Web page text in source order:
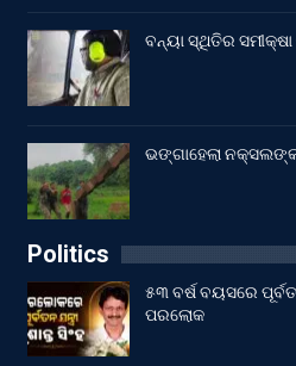
ବନ୍ୟା ସ୍ଥିତିର
ଭଙ୍ଗାହେଲା
Politics
୫୩ ବର୍ଷ ବୟସରେ
ପରଲୋକ